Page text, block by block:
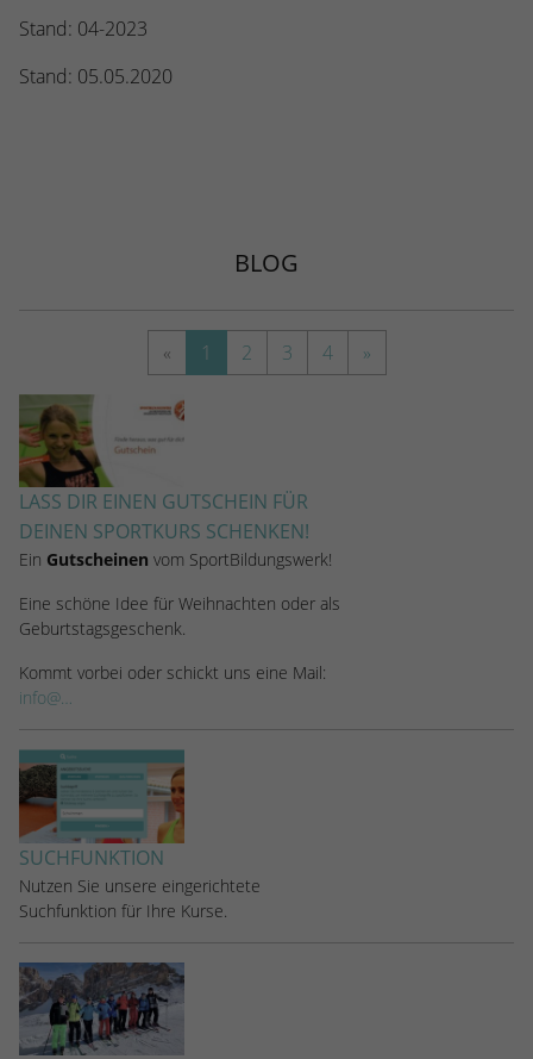
Stand: 04-2023
Stand: 05.05.2020
BLOG
« 1 2 3 4 »
LASS DIR EINEN GUTSCHEIN FÜR
DEINEN SPORTKURS SCHENKEN!
Ein Gutscheinen vom SportBildungswerk!
Eine schöne Idee für Weihnachten oder als
Geburtstagsgeschenk.
Kommt vorbei oder schickt uns eine Mail:
info@…
SUCHFUNKTION
Nutzen Sie unsere eingerichtete
Suchfunktion für Ihre Kurse.